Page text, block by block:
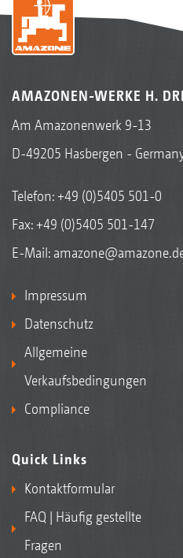
AMAZONEN-WERKE H.
Am Amazonenwerk 9-13
D-49205 Hasbergen -
Telefon:+49 (0)5405 501-0
Fax: +49 (0)5405 501-147
E-Mail:
Impressum
Datenschutz
Allgemeine
Verkaufsbedingungen
Compliance
Quick Links
Kontaktformular
FAQ | Häufig gestellte
Fragen